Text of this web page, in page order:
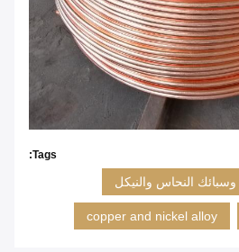
Tags:
النحاس والنيكل
copper and nickel alloy